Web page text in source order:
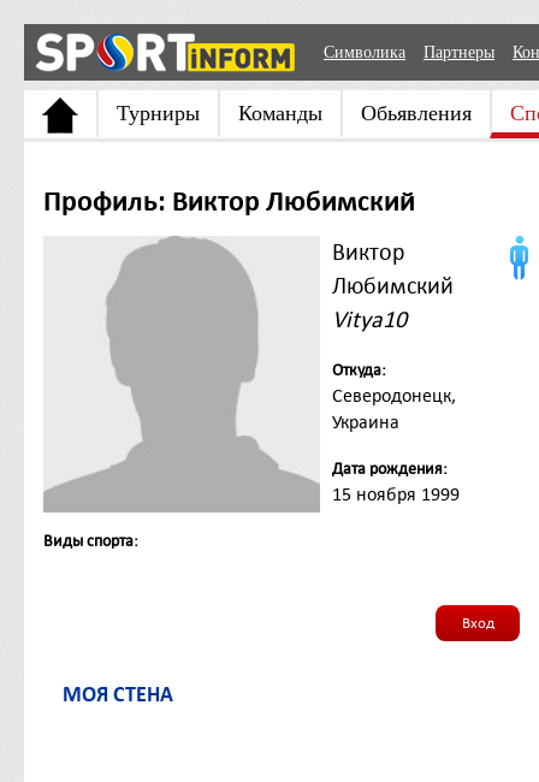
Символика Партнеры
Турниры Команды Обьявления
Профиль: Виктор Любимский
Виктор
Любимский
Vitya10
Откуда:
Северодонецк,
Украина
Дата рождения:
15 ноября 1999
Виды спорта:
Вход
МОЯ СТЕНА